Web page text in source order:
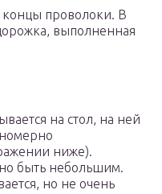
проволоки. В
выполненная
на стол, на ней
ниже).
быть небольшим.
но не очень